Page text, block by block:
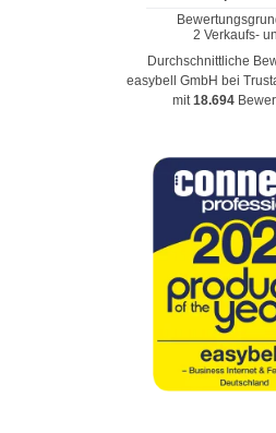
Durchschnittliche
easybell GmbH bei
mit18.694